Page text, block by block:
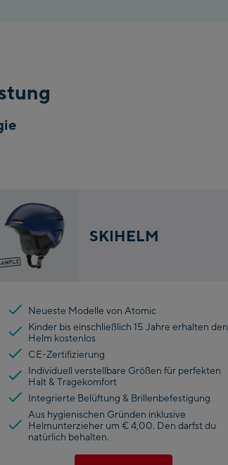
SKIHELM
Neueste Modelle von Atomic
Kinder bis einschließlich 15 Jahre erhalten den
Helm kostenlos
CE-Zertifizierung
Individuell verstellbare Größen für perfekten
Halt & Tragekomfort
Integrierte Belüftung & Brillenbefestigung
Aus hygienischen Gründen inklusive
Helmunterzieher um € 4,00. Den darfst du
natürlich behalten.